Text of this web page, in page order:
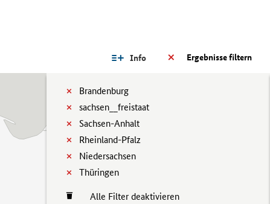
Ergebnisse filtern
Info
Brandenburg
sachsen__freistaat
Sachsen-Anhalt
Rheinland-Pfalz
Niedersachsen
Thüringen
Alle Filter deaktivieren